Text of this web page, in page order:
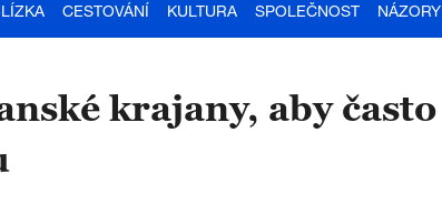
CESTOVÁNÍ KULTURA SPOLEČNOST NÁZORY
krajany, aby často